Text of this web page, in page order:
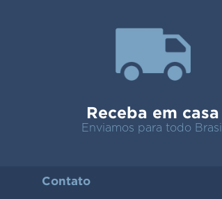
Receba em casa
Enviamos para todo Brasil
Contato